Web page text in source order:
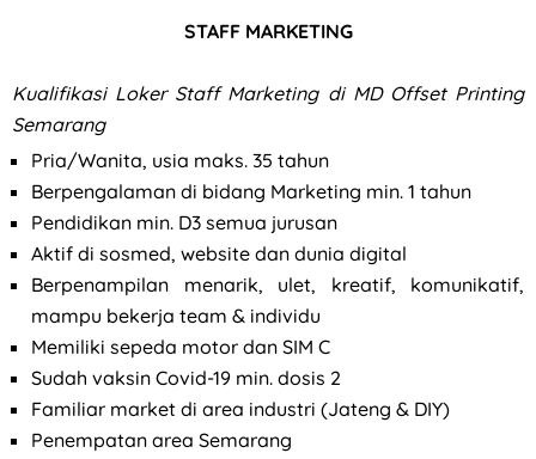
STAFF MARKETING
Kualifikasi Loker Staff Marketing di MD Offset Printing
Semarang
Pria/Wanita, usia maks. 35 tahun
Berpengalaman di bidang Marketing min. 1 tahun
Pendidikan min. D3 semua jurusan
Aktif di sosmed, website dan dunia digital
Berpenampilan menarik, ulet, kreatif, komunikatif,
mampu bekerja team & individu
Memiliki sepeda motor dan SIM C
Sudah vaksin Covid-19 min. dosis 2
Familiar market di area industri (Jateng & DIY)
Penempatan area Semarang